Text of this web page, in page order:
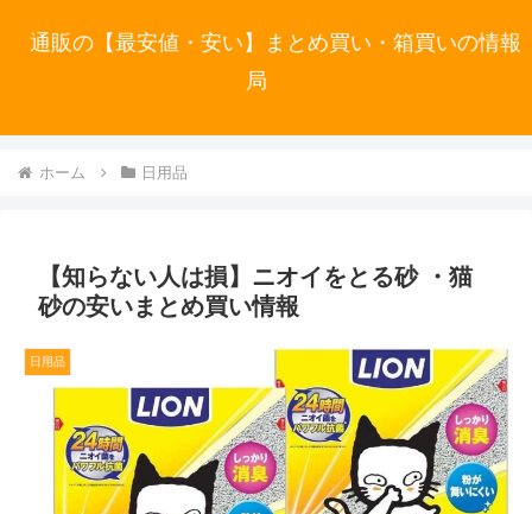
通販の【最安値・安い】まとめ買い・箱買いの情報
局
ホーム 日用品
【知らない人は損】ニオイをとる砂 ・猫
砂の安いまとめ買い情報
日用品